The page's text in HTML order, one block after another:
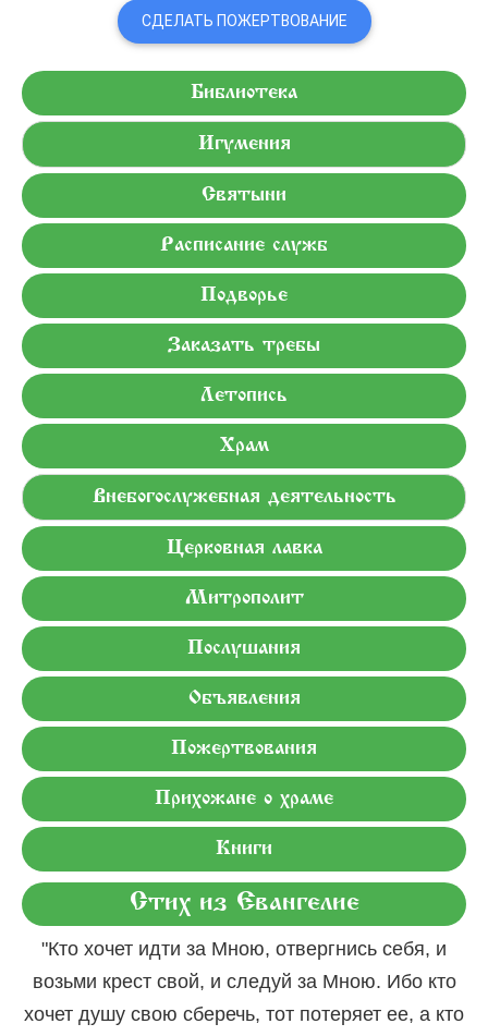
СДЕЛАТЬ ПОЖЕРТВОВАНИЕ
Библиотека
Игумения
Святыни
Расписание служб
Подворье
Заказать требы
Летопись
Храм
Внебогослужебная деятельность
Церковная лавка
Митрополит
Послушания
Объявления
Пожертвования
Прихожане о храме
Книги
Стих из Евангелие
"Кто хочет идти за Мною, отвергнись себя, и
возьми крест свой, и следуй за Мною. Ибо кто
хочет душу свою сберечь, тот потеряет ее, а кто